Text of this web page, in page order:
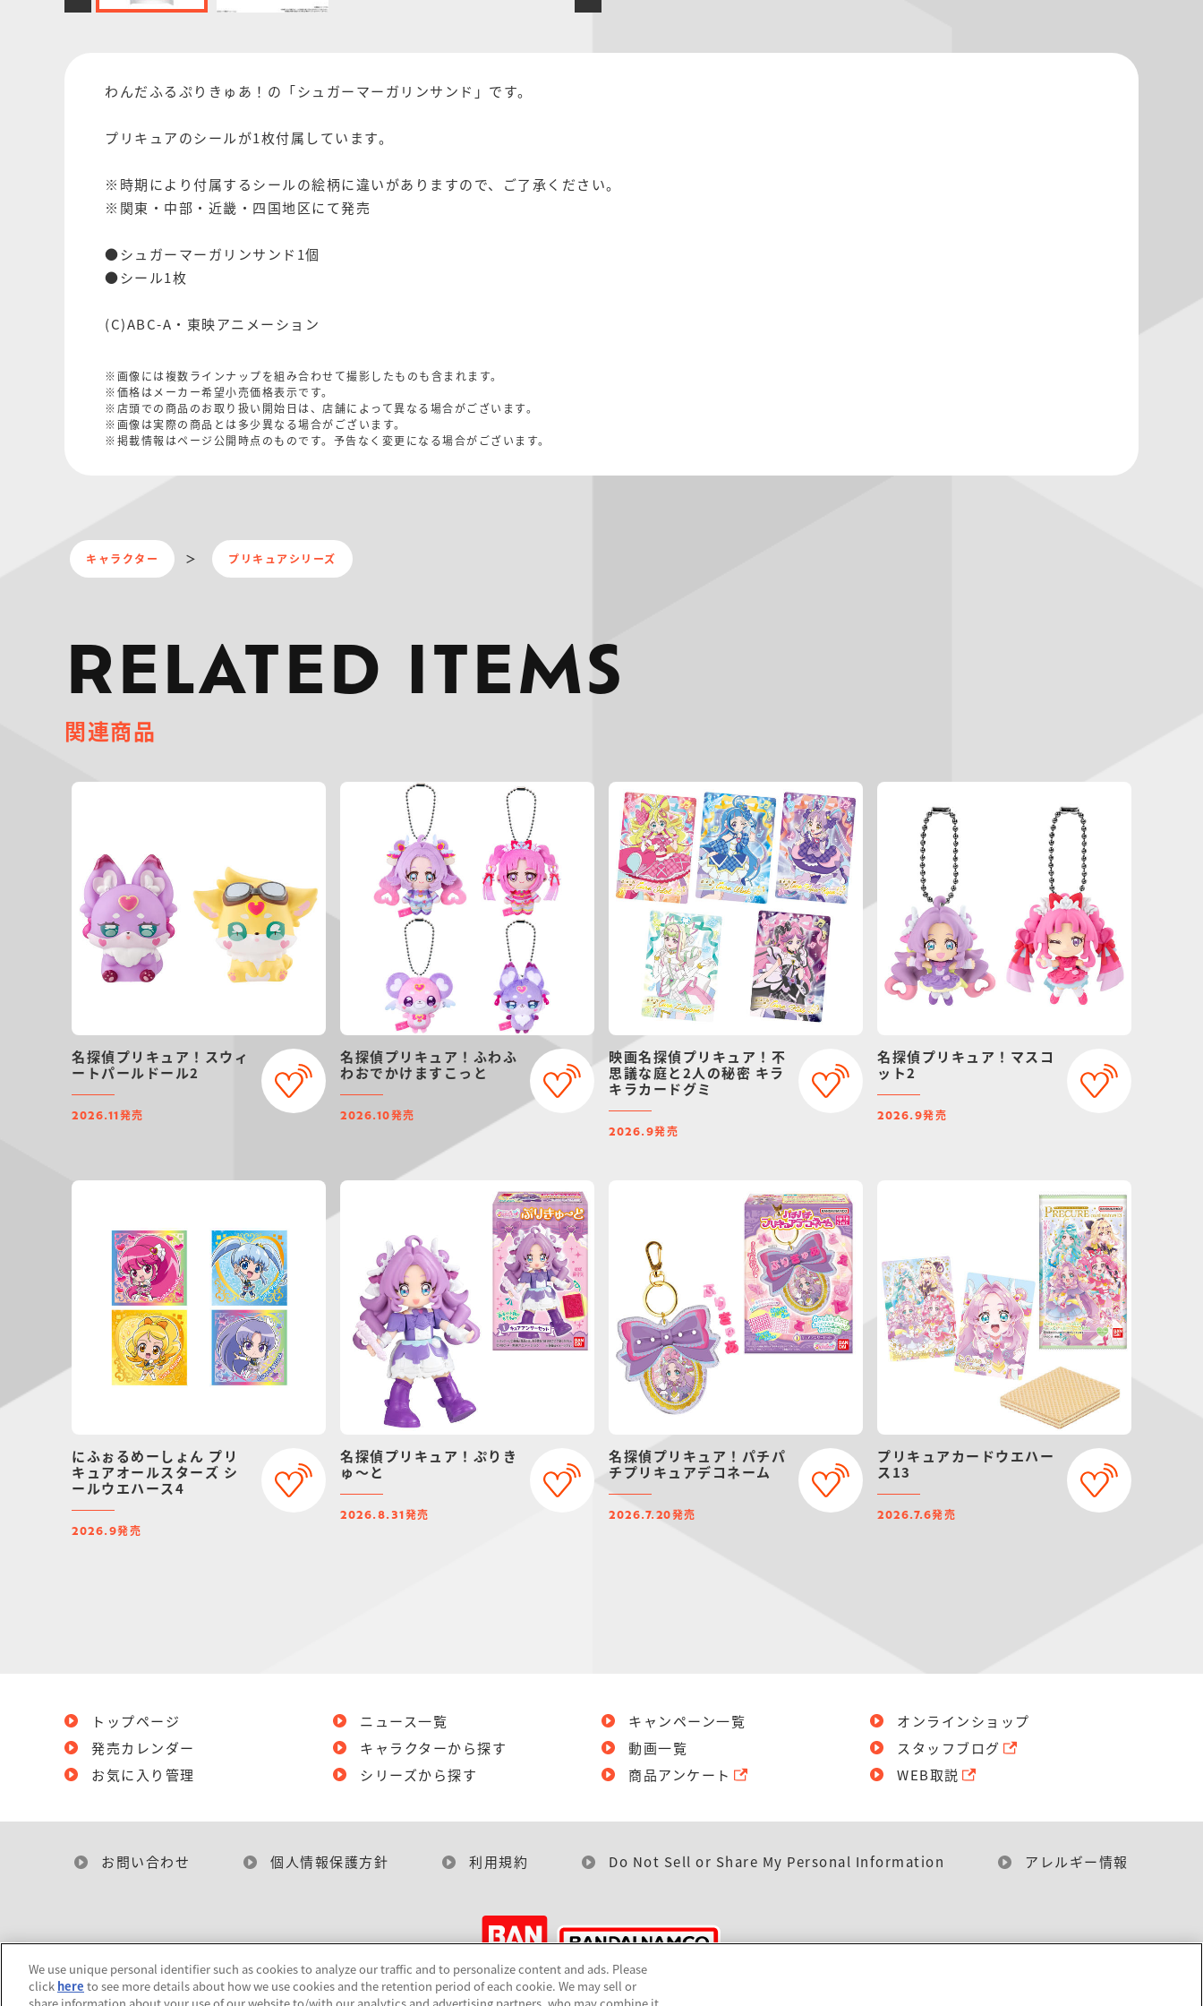
わんだふるぷりきゅあ！の「シュガーマーガリンサンド」です。
プリキュアのシールが1枚付属しています。
※時期により付属するシールの絵柄に違いがありますので、ご了承ください。
※関東・中部・近畿・四国地区にて発売
●シュガーマーガリンサンド1個
●シール1枚
(C)ABC-A・東映アニメーション
※画像には複数ラインナップを組み合わせて撮影したものも含まれます。
※価格はメーカー希望小売価格表示です。
※店頭での商品のお取り扱い開始日は、店舗によって異なる場合がございます。
※画像は実際の商品とは多少異なる場合がございます。
※掲載情報はページ公開時点のものです。予告なく変更になる場合がございます。
キャラクター プリキュアシリーズ
RELATED ITEMS
関連商品
名探偵プリキュア！スウィ
ートパールドール2
2026.11 発売
名探偵プリキュア！ふわふ
わおでかけますこっと
2026.10発売
映画名探偵プリキュア！不
思議な庭と2人の秘密 キラ
キラカードグミ
2026.9発売
名探偵プリキュア！マスコ
ット2
2026.9発売
にふぉるめーしょん プリ
キュアオールスターズ シ
ールウエハース4
2026.9発売
名探偵プリキュア！ぷりき
ゅ～と
2026.8.31 発売
名探偵プリキュア！パチパ
チプリキュアデコネーム
2026.7.20発売
プリキュアカードウエハー
ス13
2026.7.6発売
トップページ
発売カレンダー
お気に入り管理
ニュース一覧
キャラクターから探す
シリーズから探す
キャンペーン一覧
動画一覧
商品アンケート
オンラインショップ
スタッフブログ
WEB取説
お問い合わせ 個人情報保護方針 利用規約 Do Not Sell or Share My Personal Information アレルギー情報
©BANDAI
We use unique personal identifier such as cookies to analyze our traffic and to personalize content and ads. Please
click here to see more details about how we use cookies and the retention period of each cookie. We may sell or